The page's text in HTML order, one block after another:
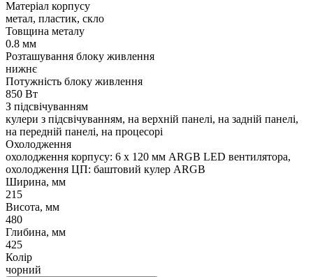
Матеріал корпусу
метал, пластик, скло
Товщина металу
0.8 мм
Розташування блоку живлення
нижнє
Потужність блоку живлення
850 Вт
З підсвічуванням
кулери з підсвічуванням, на верхній панелі, на задній панелі,
на передній панелі, на процесорі
Охолодження
охолодження корпусу: 6 x 120 мм ARGB LED вентилятора,
охолодження ЦП: баштовий кулер ARGB
Ширина, мм
215
Висота, мм
480
Глибина, мм
425
Колір
чорний